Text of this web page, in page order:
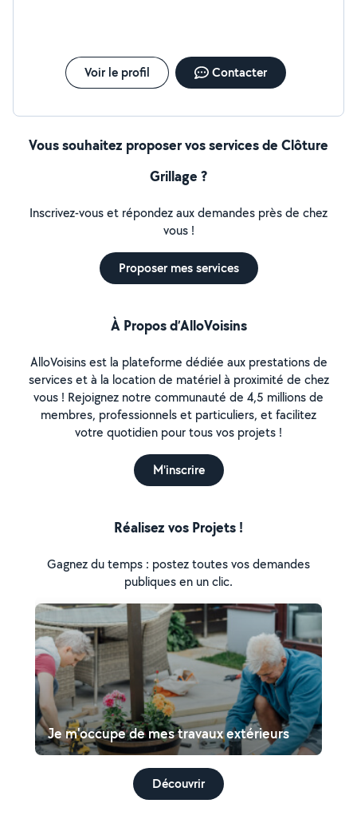
Voir le profil Contacter
Vous souhaitez proposer vos services de Clôture
Grillage ?
Inscrivez-vous et répondez aux demandes près de chez
vous !
Proposer mes services
À Propos d’AlloVoisins
AlloVoisins est la plateforme dédiée aux prestations de
services et à la location de matériel à proximité de chez
vous ! Rejoignez notre communauté de 4,5 millions de
membres, professionnels et particuliers, et facilitez
votre quotidien pour tous vos projets !
M'inscrire
Réalisez vos Projets !
Gagnez du temps : postez toutes vos demandes
publiques en un clic.
Je m'occupe de mes travaux extérieurs
Découvrir